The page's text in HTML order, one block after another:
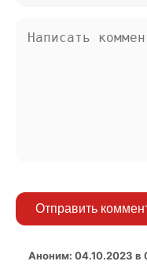
Отправить
Аноним: 04.10.2023 в